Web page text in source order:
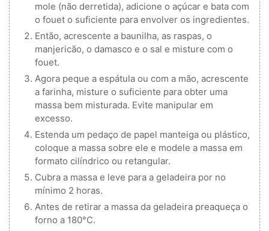
mole (não derretida), adicione o açúcar e bata com
o fouet o suficiente para envolver os ingredientes.
Então, acrescente a baunilha, as raspas, o
manjericão, o damasco e o sal e misture com o
fouet.
Agora peque a espátula ou com a mão, acrescente
a farinha, misture o suficiente para obter uma
massa bem misturada. Evite manipular em
excesso.
Estenda um pedaço de papel manteiga ou plástico,
coloque a massa sobre ele e modele a massa em
formato cilíndrico ou retangular.
Cubra a massa e leve para a geladeira por no
mínimo 2 horas.
Antes de retirar a massa da geladeira preaqueça o
forno a 180°C.